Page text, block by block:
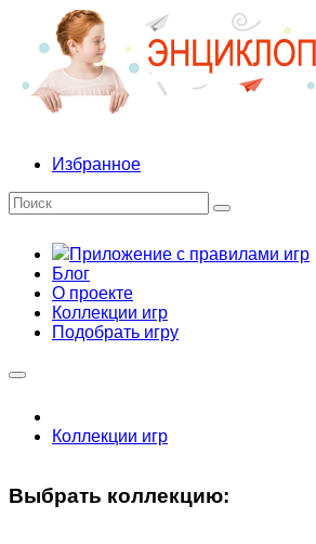
Избранное
Приложение с правилами игр
Блог
О проекте
Коллекции игр
Подобрать игру
Коллекции игр
Выбрать коллекцию: